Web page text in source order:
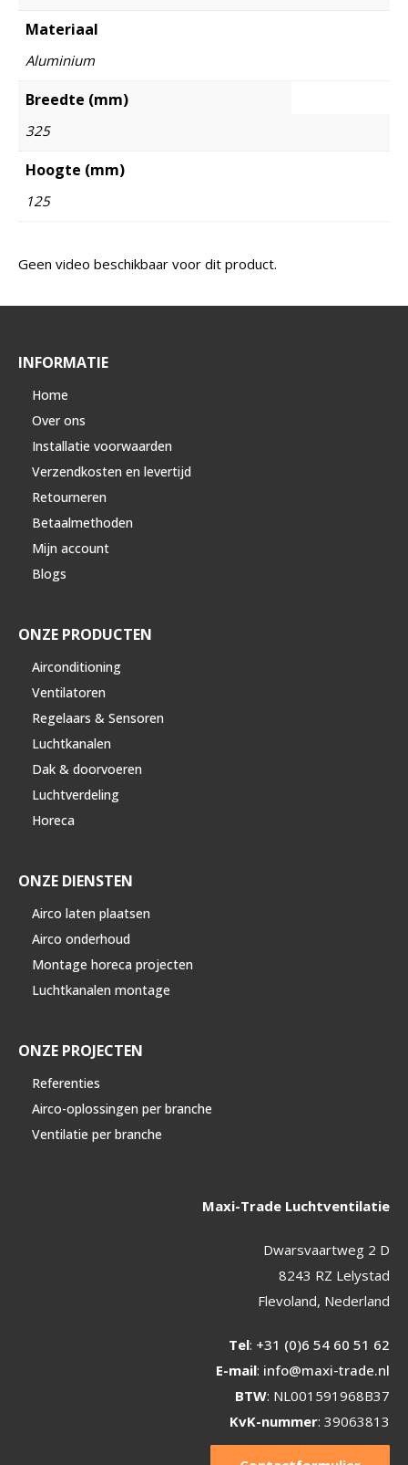
Materiaal
Aluminium
Breedte (mm)
325
Hoogte (mm)
125
Geen video beschikbaar voor dit product.
INFORMATIE
Home
Over ons
Installatie voorwaarden
Verzendkosten en levertijd
Retourneren
Betaalmethoden
Mijn account
Blogs
ONZE PRODUCTEN
Airconditioning
Ventilatoren
Regelaars & Sensoren
Luchtkanalen
Dak & doorvoeren
Luchtverdeling
Horeca
ONZE DIENSTEN
Airco laten plaatsen
Airco onderhoud
Montage horeca projecten
Luchtkanalen montage
ONZE PROJECTEN
Referenties
Airco-oplossingen per branche
Ventilatie per branche
Maxi-Trade Luchtventilatie
Dwarsvaartweg 2 D
8243 RZ Lelystad
Flevoland, Nederland
Tel: +31 (0)6 54 60 51 62
E-mail: info@maxi-trade.nl
BTW: NL001591968B37
KvK-nummer: 39063813